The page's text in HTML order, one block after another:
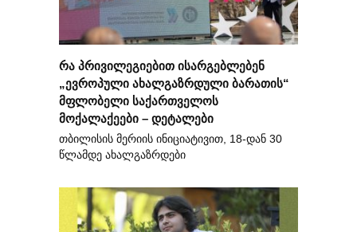
რა პრივილეგიებით ისარგებლებენ
„ევროპული ახალგაზრდული ბარათის“
მფლობელი საქართველოს
მოქალაქეები – დეტალები
თბილისის მერიის ინიციატივით, 18-დან 30
წლამდე ახალგაზრდები